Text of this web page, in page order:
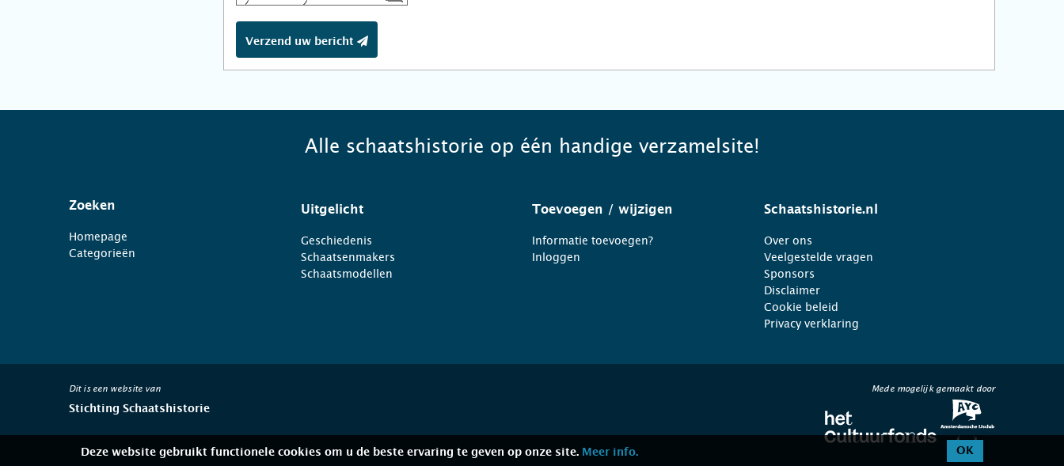
Verzend uw bericht
Alle schaatshistorie op één handige verzamelsite!
Zoeken
Homepage
Categorieën
Uitgelicht
Geschiedenis
Schaatsenmakers
Schaatsmodellen
Toevoegen / wijzigen
Informatie toevoegen?
Inloggen
Schaatshistorie.nl
Over ons
Veelgestelde vragen
Sponsors
Disclaimer
Cookie beleid
Privacy verklaring
Dit is een website van
Stichting Schaatshistorie
Mede mogelijk gemaakt door
Deze website gebruikt functionele cookies om u de beste ervaring te geven op onze site. Meer info. OK